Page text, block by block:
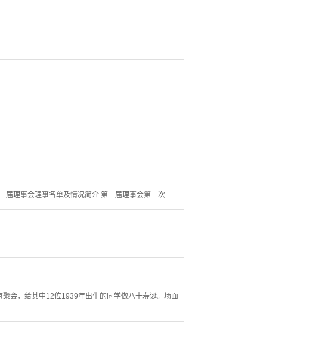
届理事会理事名单及情况简介 第一届理事会第一次....
会，给其中12位1939年出生的同学做八十寿诞。场面